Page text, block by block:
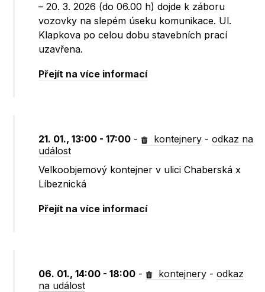
– 20. 3. 2026 (do 06.00 h) dojde k záboru
vozovky na slepém úseku komunikace. Ul.
Klapkova po celou dobu stavebních prací
uzavřena.
Přejít na více informací
21. 01., 13:00 - 17:00 - kontejnery -odkaz na
událost
Velkoobjemový kontejner v ulici Chaberská x
Líbeznická
Přejít na více informací
06. 01., 14:00 - 18:00 - kontejnery -odkaz
na událost